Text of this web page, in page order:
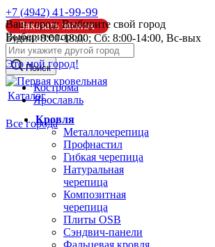
Ваш город: Выбирите свой город
Выберите город:
Это мой город!
Кострома
Ярославль
Все города
+7 (4942) 41-99-99
Заказать звонок
Будни: 8:00-18:00; Сб: 8:00-14:00, Вс-вых
info@pk44.ru
Поиск
Каталог
Кровля
Металлочерепица
Профнастил
Гибкая черепица
Натуральная
черепица
Композитная
черепица
Плиты OSB
Сэндвич-панели
Фальцевая кровля